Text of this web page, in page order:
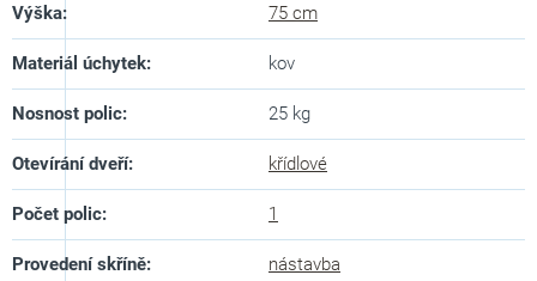
Výška: 75 cm
Materiál úchytek: kov
Nosnost polic: 25 kg
Otevírání dveří: křídlové
Počet polic: 1
Provedení skříně: nástavba